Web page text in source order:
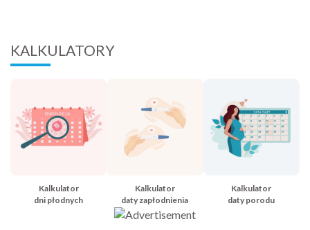
KALKULATORY
Kalkulator
dni płodnych
Kalkulator
daty zapłodnienia
Kalkulator
daty porodu